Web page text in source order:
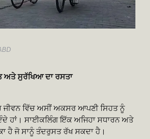
ਅਤੇ ਸੁਰੱਖਿਆ ਦਾ ਰਸਤਾ
ਜੀਵਨ ਵਿੱਚ ਅਸੀਂ ਅਕਸਰ ਆਪਣੀ ਸਿਹਤ ਨੂੰ
ਹਾਂ। ਸਾਈਕਲਿੰਗ ਇੱਕ ਅਜਿਹਾ ਸਧਾਰਨ ਅਤੇ
ਹੈ ਜੋ ਸਾਨੂੰ ਤੰਦਰੁਸਤ ਰੱਖ ਸਕਦਾ ਹੈ।